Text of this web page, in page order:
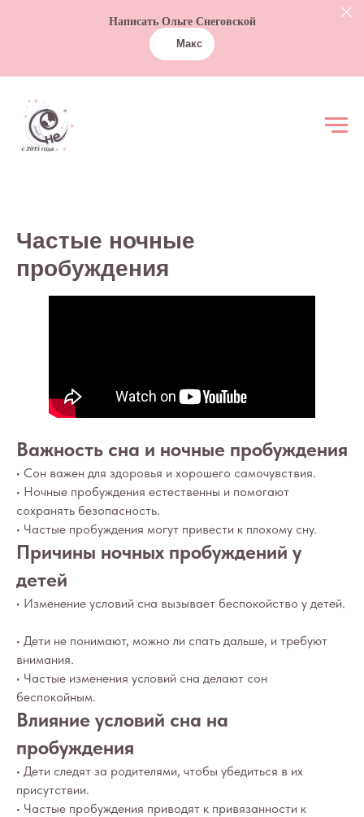
Написать Ольге Снеговской
Макс
Частые ночные
пробуждения
Важность сна и ночные пробуждения
• Сон важен для здоровья и хорошего самочувствия.
• Ночные пробуждения естественны и помогают
сохранять безопасность.
• Частые пробуждения могут привести к плохому сну.
Причины ночных пробуждений у
детей
• Изменение условий сна вызывает беспокойство у детей.
• Дети не понимают, можно ли спать дальше, и требуют
внимания.
• Частые изменения условий сна делают сон
беспокойным.
Влияние условий сна на
пробуждения
• Дети следят за родителями, чтобы убедиться в их
присутствии.
• Частые пробуждения приводят к привязанности к